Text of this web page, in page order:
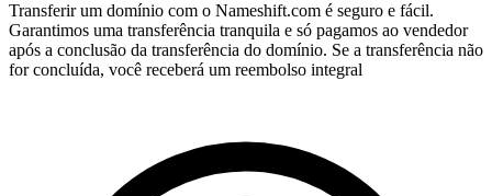
Transferir um domínio com o Nameshift.com é seguro e fácil.
Garantimos uma transferência tranquila e só pagamos ao vendedor
após a conclusão da transferência do domínio. Se a transferência não
for concluída, você receberá um reembolso integral